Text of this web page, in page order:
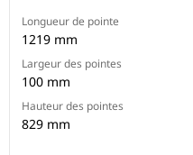
Longueur de pointe
1219 mm
Largeur des pointes
100 mm
Hauteur des pointes
829 mm